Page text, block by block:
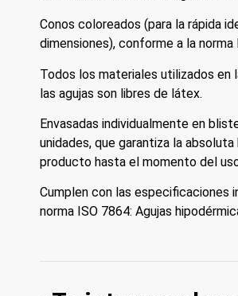
Conos coloreados (para la rápida
dimensiones), conforme a la norma
Todos los materiales utilizados en
las agujas son libres de látex.
Envasadas individualmente en
unidades, que garantiza la
producto hasta el momento del
Cumplen con las especificaciones
norma ISO 7864: Agujas